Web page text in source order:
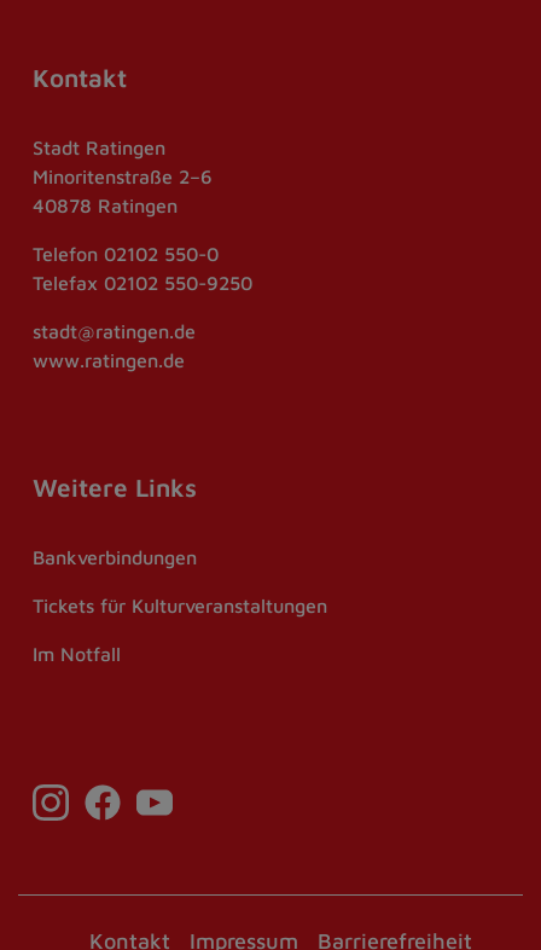
Kontakt
Stadt Ratingen
Minoritenstraße 2–6
40878 Ratingen
Telefon 02102 550-0
Telefax 02102 550-9250
stadt@ratingen.de
www.ratingen.de
Weitere Links
Bankverbindungen
Tickets für Kulturveranstaltungen
Im Notfall
Kontakt Impressum Barrierefreiheit